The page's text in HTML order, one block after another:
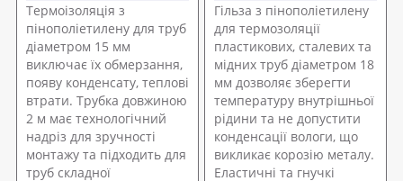
Термоізоляція з
пінополіетилену для труб
діаметром 15 мм
виключає їх обмерзання,
появу конденсату, теплові
втрати. Трубка довжиною
2 м має технологічний
надріз для зручності
монтажу та підходить для
труб складної
Гільза з пінополіетилену
для термозоляції
пластикових, сталевих та
мідних труб діаметром 18
мм дозволяє зберегти
температуру внутрішньої
рідини та не допустити
конденсації вологи, що
викликає корозію металу.
Еластичні та гнучкі